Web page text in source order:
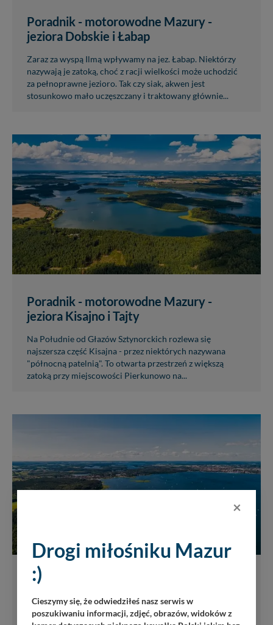
Poradnik - motorowodne Mazury -
jeziora Dobskie i Łabap
Zaraz za wyspą Ilmą wpływamy na jez. Łabap. Niektórzy
nazywają je zatoką, choć z racji wielkości może uchodzić
za pełnoprawne jezioro. Tak czy siak, akwen jest
stosunkowo mało uczęszczany i traktowany głównie...
Poradnik - motorowodne Mazury -
jeziora Kisajno i Tajty
Na Południe od Głazów Sztynorckich rozlewa się
najszersza część Kisajna - przez niektórych nazywana
"północną patelnią". To otwarta przestrzeń z większą
zatoką przy miejscowości Pierkunowo na...
Poradnik - motorowodne Mazury -
jezioro Niegocin
W tym miejscu mała podpowiedź - jeśli nasza jednostka
×
Drogi miłośniku Mazur
:)
Cieszymy się, że odwiedziłeś nasz serwis w
poszukiwaniu informacji, zdjęć, obrazów, widoków z